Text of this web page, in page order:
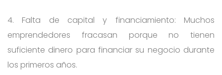
4. Falta de capital y financiamiento: Muchos
emprendedores fracasan porque no tienen
suficiente dinero para financiar su negocio durante
los primeros años.